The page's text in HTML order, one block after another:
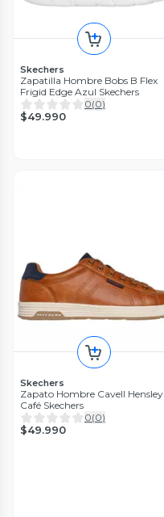
Skechers
Zapatilla Hombre Bobs B Flex
Frigid Edge Azul Skechers
0(0)
$49.990
Skechers
Zapato Hombre Cavell Hensley
Café Skechers
0(0)
$49.990